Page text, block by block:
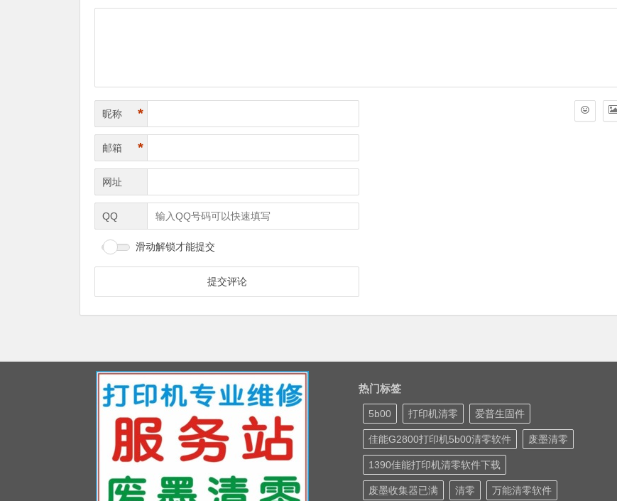
昵称 *
邮箱 *
网址
QQ
滑动解锁才能提交
热门标签
5b00 打印机清零 爱普生固件
佳能G2800打印机5b00清零软件 废墨清零
1390佳能打印机清零软件下载
废墨收集器已满 清零 万能清零软件